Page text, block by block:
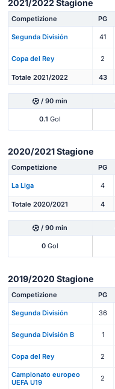
2021/2022 Stagione
Competizione PG
Segunda División 41
Copa del Rey 2
Totale 2021/2022 43
/ 90 min
0.1 Gol
2020/2021 Stagione
Competizione PG
La Liga 4
Totale 2020/2021 4
/ 90 min
0 Gol
2019/2020 Stagione
Competizione PG
Segunda División 36
Segunda División B 1
Copa del Rey 2
Campionato europeo
UEFA U19
2